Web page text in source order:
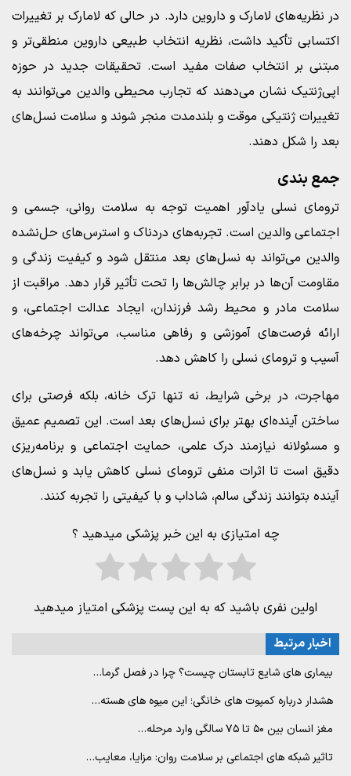
در نظریه‌های لامارک و داروین دارد. در حالی که لامارک بر تغییرات
اکتسابی تأکید داشت، نظریه انتخاب طبیعی داروین منطقی‌تر و
مبتنی بر انتخاب صفات مفید است. تحقیقات جدید در حوزه
اپی‌ژنتیک نشان می‌دهند که تجارب محیطی والدین می‌توانند به
تغییرات ژنتیکی موقت و بلندمدت منجر شوند و سلامت نسل‌های
بعد را شکل دهند.
جمع بندی
ترومای نسلی یادآور اهمیت توجه به سلامت روانی، جسمی و
اجتماعی والدین است. تجربه‌های دردناک و استرس‌های حل‌نشده
والدین می‌تواند به نسل‌های بعد منتقل شود و کیفیت زندگی و
مقاومت آن‌ها در برابر چالش‌ها را تحت تأثیر قرار دهد. مراقبت از
سلامت مادر و محیط رشد فرزندان، ایجاد عدالت اجتماعی، و
ارائه فرصت‌های آموزشی و رفاهی مناسب، می‌تواند چرخه‌های
آسیب و ترومای نسلی را کاهش دهد.
مهاجرت، در برخی شرایط، نه تنها ترک خانه، بلکه فرصتی برای
ساختن آینده‌ای بهتر برای نسل‌های بعد است. این تصمیم عمیق
و مسئولانه نیازمند درک علمی، حمایت اجتماعی و برنامه‌ریزی
دقیق است تا اثرات منفی ترومای نسلی کاهش یابد و نسل‌های
آینده بتوانند زندگی سالم، شاداب و با کیفیتی را تجربه کنند.
چه امتیازی به این خبر پزشکی میدهید ؟
اولین نفری باشید که به این پست پزشکی امتیاز میدهید
اخبار مرتبط
بیماری های شایع تابستان چیست؟ چرا در فصل گرما…
هشدار درباره کمپوت های خانگی؛ این میوه های هسته…
مغز انسان بین ۵۰ تا ۷۵ سالگی وارد مرحله…
تاثیر شبکه های اجتماعی بر سلامت روان: مزایا، معایب…